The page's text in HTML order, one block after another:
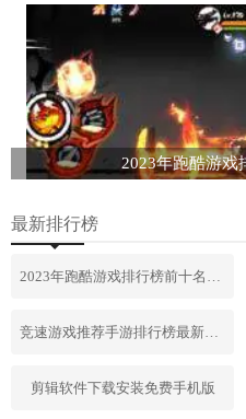
2023年跑酷游戏
最新排行榜
剪辑软件下载安装免费手机版